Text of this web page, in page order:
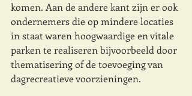
komen. Aan de andere kant zijn er ook
ondernemers die op mindere locaties
in staat waren hoogwaardige en vitale
parken te realiseren bijvoorbeeld door
thematisering of de toevoeging van
dagrecreatieve voorzieningen.